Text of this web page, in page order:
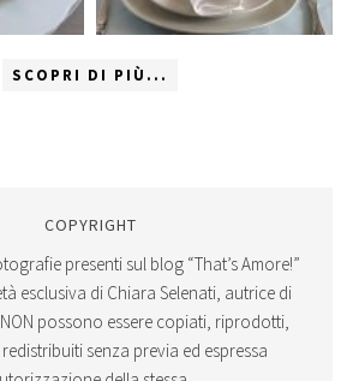
SCOPRI DI PIÙ...
COPYRIGHT
presenti sul blog “That’s Amore!”
esclusiva di Chiara Selenati, autrice di
possono essere copiati, riprodotti,
senza previa ed espressa